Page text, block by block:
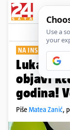
NA INSTAGRAMU
Luka
objavi
godina!
PišeMatea Zanić,